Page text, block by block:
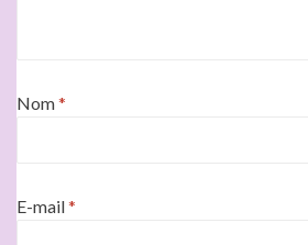
Nom*
E-mail*